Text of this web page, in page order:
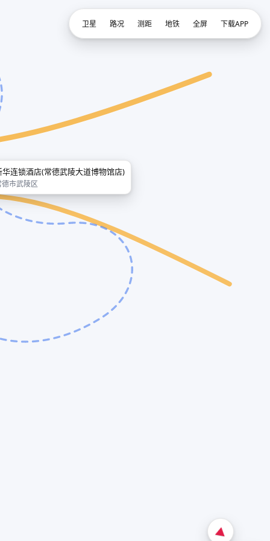
华连锁酒店(常德武陵大道博物馆店)
德市武陵区
卫星 路况 测距 地铁 全屏 下载APP